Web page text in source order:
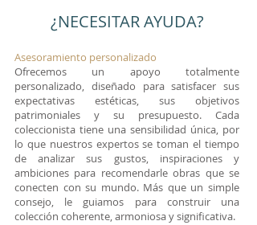
¿NECESITAR AYUDA?
Asesoramiento personalizado
Ofrecemos un apoyo totalmente
personalizado, diseñado para satisfacer sus
expectativas estéticas, sus objetivos
patrimoniales y su presupuesto. Cada
coleccionista tiene una sensibilidad única, por
lo que nuestros expertos se toman el tiempo
de analizar sus gustos, inspiraciones y
ambiciones para recomendarle obras que se
conecten con su mundo. Más que un simple
consejo, le guiamos para construir una
colección coherente, armoniosa y significativa.